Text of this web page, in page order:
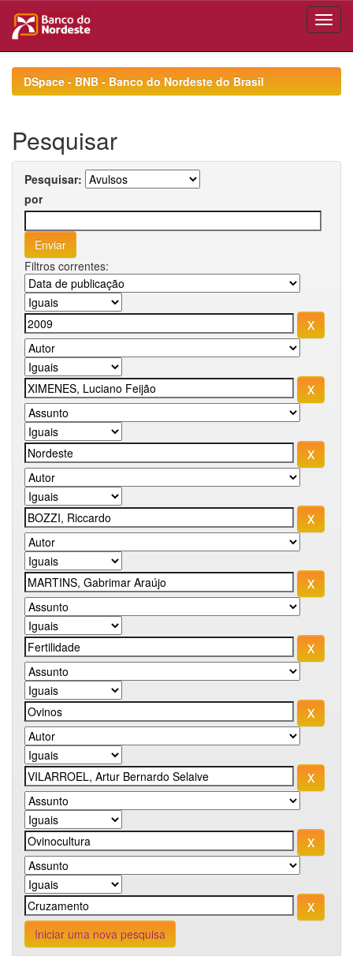
navigationDSpace - BNB - Banco do Nordeste do Brasil
Pesquisar
Pesquisar:
por
Filtros correntes:
Iniciar uma nova pesquisa